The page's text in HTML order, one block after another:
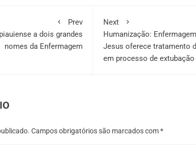
Prev
a dois grandes
nomes da Enfermagem
Next
Humanização:
Jesus oferece tratamento
em processo de extubação
Campos obrigatórios são marcados com*